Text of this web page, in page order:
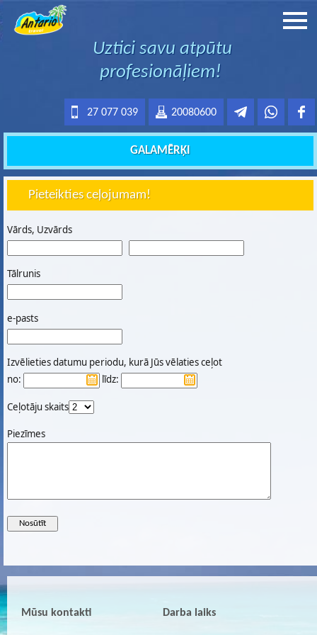
Uztici savu atpūtu
profesionāļiem!
20080600
27 077 039
GALAMĒRĶI
Pieteikties ceļojumam!
Vārds, Uzvārds
Tālrunis
e-pasts
Izvēlieties datumu periodu, kurā Jūs vēlaties ceļot
no:
līdz:
Ceļotāju skaits
Piezīmes
Mūsu kontakti Darba laiks